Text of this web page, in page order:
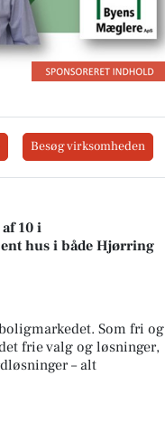
Besøg virksomheden
10 i
hus i både Hjørring
Som fri og
frie valg og løsninger,
– alt